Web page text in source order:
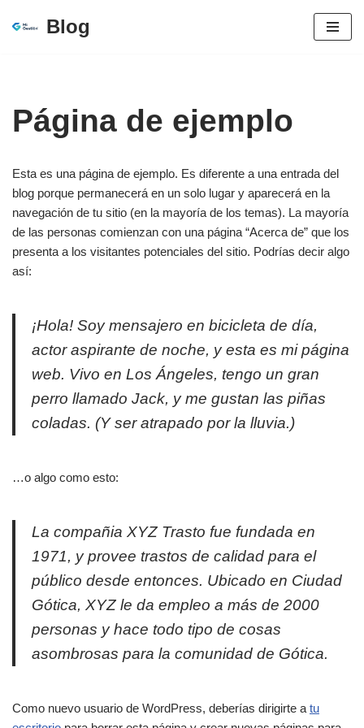
Blog
Página de ejemplo
Esta es una página de ejemplo. Es diferente a una entrada del
blog porque permanecerá en un solo lugar y aparecerá en la
navegación de tu sitio (en la mayoría de los temas). La mayoría
de las personas comienzan con una página “Acerca de” que los
presenta a los visitantes potenciales del sitio. Podrías decir algo
así:
¡Hola! Soy mensajero en bicicleta de día,
actor aspirante de noche, y esta es mi página
web. Vivo en Los Ángeles, tengo un gran
perro llamado Jack, y me gustan las piñas
coladas. (Y ser atrapado por la lluvia.)
…o algo como esto:
La compañia XYZ Trasto fue fundada en
1971, y provee trastos de calidad para el
público desde entonces. Ubicado en Ciudad
Gótica, XYZ le da empleo a más de 2000
personas y hace todo tipo de cosas
asombrosas para la comunidad de Gótica.
Como nuevo usuario de WordPress, deberías dirigirte a tu